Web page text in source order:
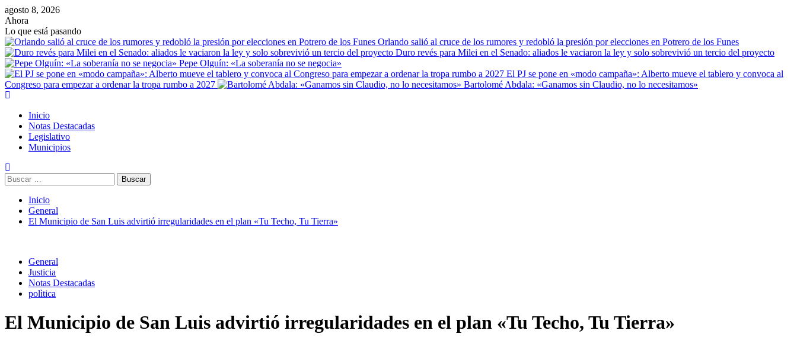
agosto 8, 2026
Ahora
Lo que está pasando
Orlando salió al cruce de los rumores y redobló la presión por elecciones en Potrero de los Funes
Duro revés para Milei en el Senado: aliados le vaciaron la ley y solo sobrevivió un tercio del proyecto
Pepe Olguín: «La soberanía no se negocia»
El PJ se pone en «modo campaña»: Alberto mueve el tablero y convoca al
Congreso para empezar a ordenar la tropa rumbo a 2027
Bartolomé Abdala: «Ganamos sin Claudio, no lo necesitamos»
Inicio
Notas Destacadas
Legislativo
Municipios
Inicio
General
El Municipio de San Luis advirtió irregularidades en el plan «Tu Techo, Tu Tierra»
General
Justicia
Notas Destacadas
polìtica
El Municipio de San Luis advirtió irregularidades en el plan «Tu Techo, Tu Tierra»